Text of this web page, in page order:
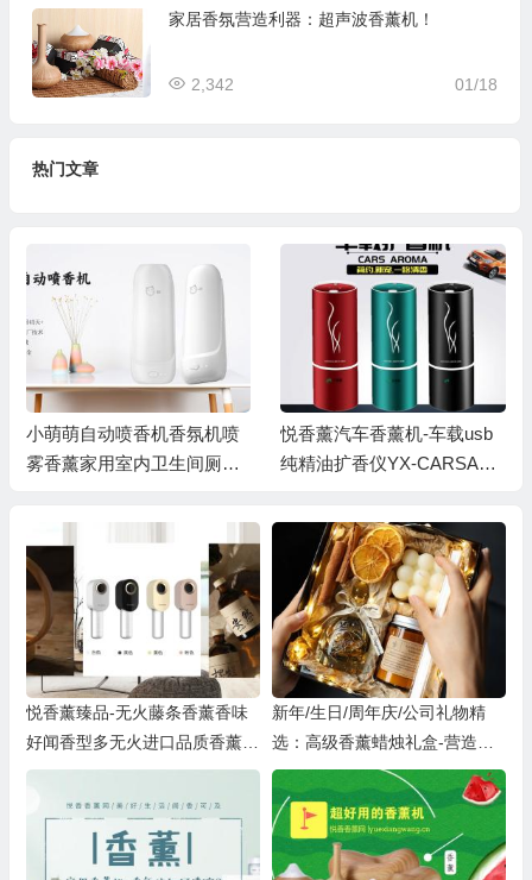
家居香氛营造利器：超声波香薰机！
01/18
2,342
热门文章
小萌萌自动喷香机香氛机喷
雾香薰家用室内卫生间厕所
悦香薰汽车香薰机-车载usb
纯精油扩香仪YX-CARSAR
悦香薰臻品-无火藤条香薰香味
好闻香型多无火进口品质香薰原
液
新年/生日/周年庆/公司礼物精
选：高级香薰蜡烛礼盒-营造香
氛独特氛围，闺蜜朋友共享美好
时光~